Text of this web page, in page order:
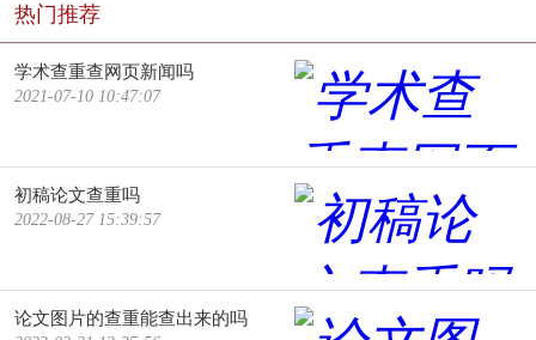
热门推荐
学术查重查网页新闻吗
2021-07-10 10:47:07
初稿论文查重吗
2022-08-27 15:39:57
论文图片的查重能查出来的吗